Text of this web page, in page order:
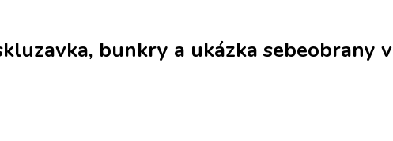
bunkry a ukázka sebeobrany v